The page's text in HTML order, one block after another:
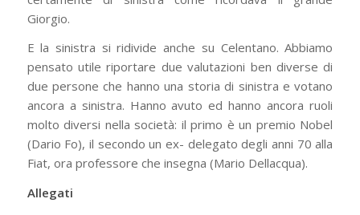
Giorgio.
E la sinistra si ridivide anche su Celentano. Abbiamo
pensato utile riportare due valutazioni ben diverse di
due persone che hanno una storia di sinistra e votano
ancora a sinistra. Hanno avuto ed hanno ancora ruoli
molto diversi nella società: il primo è un premio Nobel
(Dario Fo), il secondo un ex- delegato degli anni 70 alla
Fiat, ora professore che insegna (Mario Dellacqua).
Allegati